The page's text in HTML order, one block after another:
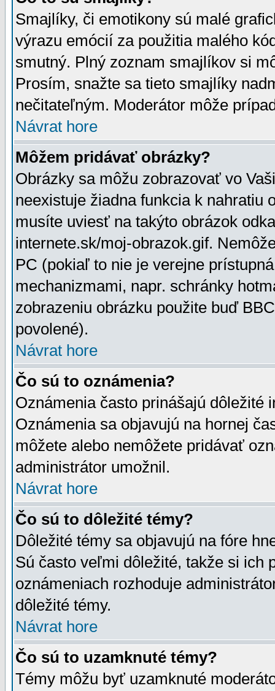
Smajlíky, či emotikony sú malé
výrazu emócií za použitia malého
smutný. Plný zoznam smajlíkov si
Prosím, snažte sa tieto smajlíky
nečitateľným. Moderátor môže
Návrat hore
Môžem pridávať obrázky?
Obrázky sa môžu zobrazovať vo
neexistuje žiadna funkcia k nahratiu
musíte uviesť na takýto obrázok
internete.sk/moj-obrazok.gif.
PC (pokiaľ to nie je verejne
mechanizmami, napr. schránky
zobrazeniu obrázku použite buď
povolené).
Návrat hore
Čo sú to oznámenia?
Oznámenia často prinášajú dôležité
Oznámenia sa objavujú na hornej
môžete alebo nemôžete pridávať
administrátor umožnil.
Návrat hore
Čo sú to dôležité témy?
Dôležité témy sa objavujú na fóre
Sú často veľmi dôležité, takže si ich
oznámeniach rozhoduje
dôležité témy.
Návrat hore
Čo sú to uzamknuté témy?
Témy môžu byť uzamknuté